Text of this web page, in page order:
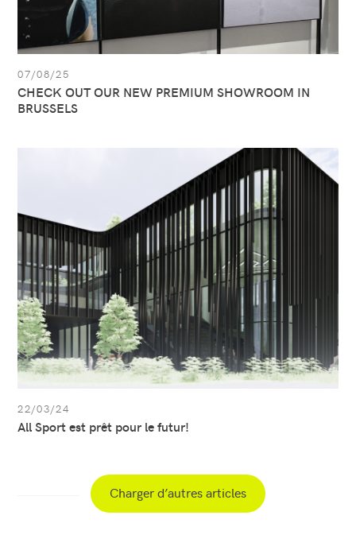
07/08/25
CHECK OUT OUR NEW PREMIUM SHOWROOM IN
BRUSSELS
prêt
pour
le
22/03/24
All Sport est prêt pour le futur!
Charger d’autres articles